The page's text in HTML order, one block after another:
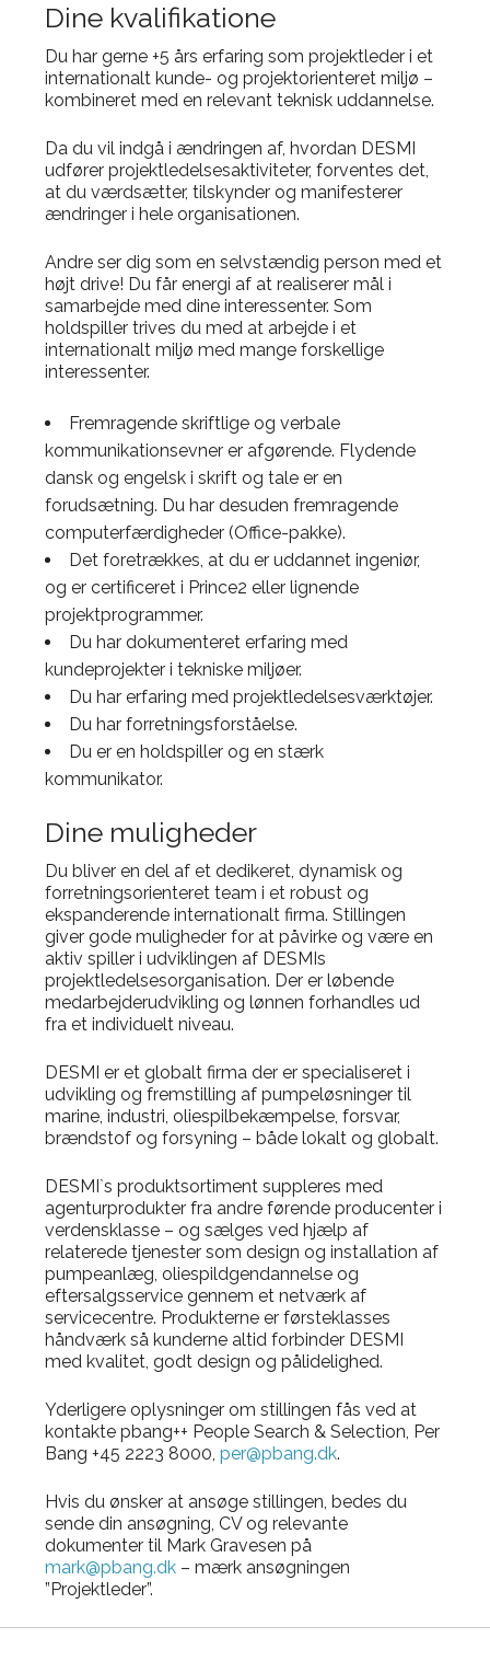
Dine kvalifikatione
Du har gerne +5 års erfaring som projektleder i et
internationalt kunde- og projektorienteret miljø –
kombineret med en relevant teknisk uddannelse.
Da du vil indgå i ændringen af, hvordan DESMI
udfører projektledelsesaktiviteter, forventes det,
at du værdsætter, tilskynder og manifesterer
ændringer i hele organisationen.
Andre ser dig som en selvstændig person med et
højt drive! Du får energi af at realiserer mål i
samarbejde med dine interessenter. Som
holdspiller trives du med at arbejde i et
internationalt miljø med mange forskellige
interessenter.
Fremragende skriftlige og verbale
kommunikationsevner er afgørende. Flydende
dansk og engelsk i skrift og tale er en
forudsætning. Du har desuden fremragende
computerfærdigheder (Office-pakke).
Det foretrækkes, at du er uddannet ingeniør,
og er certificeret i Prince2 eller lignende
projektprogrammer.
Du har dokumenteret erfaring med
kundeprojekter i tekniske miljøer.
Du har erfaring med projektledelsesværktøjer.
Du har forretningsforståelse.
Du er en holdspiller og en stærk
kommunikator.
Dine muligheder
Du bliver en del af et dedikeret, dynamisk og
forretningsorienteret team i et robust og
ekspanderende internationalt firma. Stillingen
giver gode muligheder for at påvirke og være en
aktiv spiller i udviklingen af DESMIs
projektledelsesorganisation. Der er løbende
medarbejderudvikling og lønnen forhandles ud
fra et individuelt niveau.
DESMI er et globalt firma der er specialiseret i
udvikling og fremstilling af pumpeløsninger til
marine, industri, oliespilbekæmpelse, forsvar,
brændstof og forsyning – både lokalt og globalt.
DESMI`s produktsortiment suppleres med
agenturprodukter fra andre førende producenter i
verdensklasse – og sælges ved hjælp af
relaterede tjenester som design og installation af
pumpeanlæg, oliespildgendannelse og
eftersalgsservice gennem et netværk af
servicecentre. Produkterne er førsteklasses
håndværk så kunderne altid forbinder DESMI
med kvalitet, godt design og pålidelighed.
Yderligere oplysninger om stillingen fås ved at
kontakte pbang++ People Search & Selection, Per
Bang +45 2223 8000,per@pbang.dk.
Hvis du ønsker at ansøge stillingen, bedes du
sende din ansøgning, CV og relevante
dokumenter til Mark Gravesen på
mark@pbang.dk – mærk ansøgningen
”Projektleder”.